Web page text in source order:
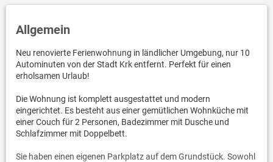
Allgemein
Neu renovierte Ferienwohnung in ländlicher Umgebung, nur 10
Autominuten von der Stadt Krk entfernt. Perfekt für einen
erholsamen Urlaub!
Die Wohnung ist komplett ausgestattet und modern
eingerichtet. Es besteht aus einer gemütlichen Wohnküche mit
einer Couch für 2 Personen, Badezimmer mit Dusche und
Schlafzimmer mit Doppelbett.
Sie haben einen eigenen Parkplatz auf dem Grundstück. Sowohl